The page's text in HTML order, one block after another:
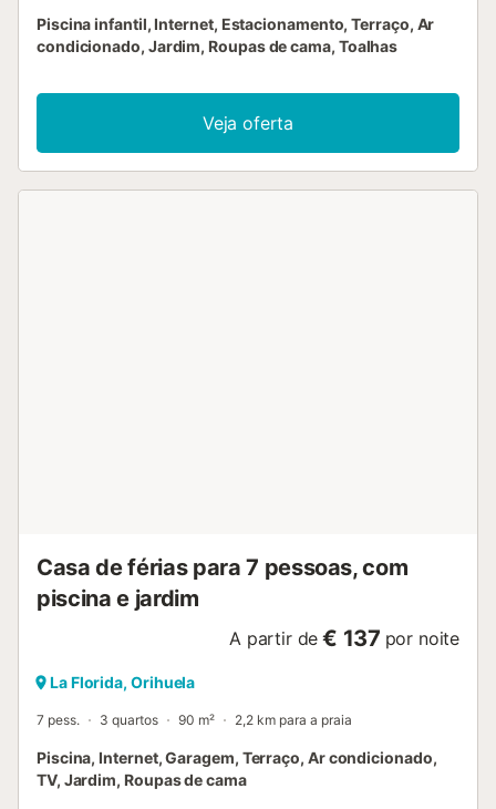
Piscina infantil, Internet, Estacionamento, Terraço, Ar
condicionado, Jardim, Roupas de cama, Toalhas
Veja oferta
Casa de férias para 7 pessoas, com
piscina e jardim
A partir de € 137 por noite
La Florida, Orihuela
7 pess. 3 quartos 90 m² 2,2 km para a praia
Piscina, Internet, Garagem, Terraço, Ar condicionado,
TV, Jardim, Roupas de cama